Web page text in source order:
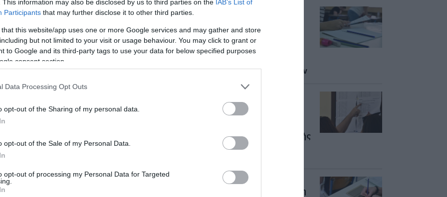
This information may also be disclosed by us to third parties on the IAB’s List of
Participants that may further disclose it to other third parties.
that this website/app uses one or more Google services and may gather and store
but not limited to your visit or usage behaviour. You may click to grant or
to Google and its third-party tags to use your data for below specified purposes
consent section.
Data Processing Opt Outs
opt-out of the Sharing of my personal data.
opt-out of the Sale of my Personal Data.
opt-out of processing my Personal Data for Targeted
μηχανογραφικού δελτίου 2026
ανακοίνωση των βαθμολογιών των
επιλογή μπορεί να στερήσει από
σχολή και να επηρεάσει την
που κάνουν οι υποψήφιοι είναι:
δυνατότητα
διαγραφής σχολών
από τους
πρέπει να γνωρίζουν
Εξετάσεις 2026:
Ολοκληρώνεται
προθεσμία υποβολής
Μηχανογραφικών
Πανελλήνιες 2026:
Μέχρι αύριο (16/7) η